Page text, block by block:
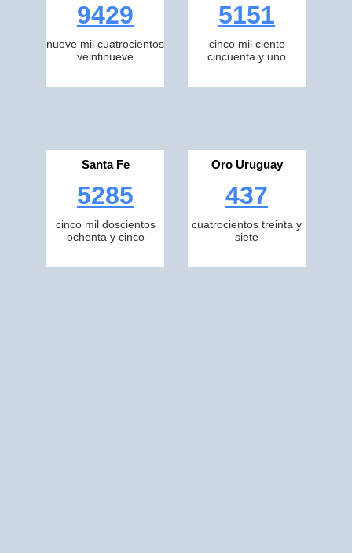
9429
nueve mil cuatrocientos
veintinueve
5151
cinco mil ciento
cincuenta y uno
Santa Fe
5285
cinco mil doscientos
ochenta y cinco
Oro Uruguay
437
cuatrocientos treinta y
siete